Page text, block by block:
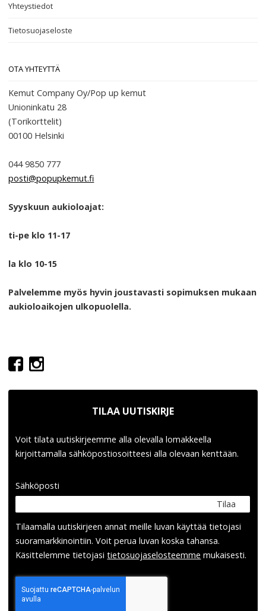
Yhteystiedot
Tietosuojaseloste
OTA YHTEYTTÄ
Kemut Company Oy/Pop up kemut
Unioninkatu 28
(Torikorttelit)
00100 Helsinki
044 9850 777
posti@popupkemut.fi
Syyskuun aukioloajat:
ti-pe klo 11-17
la klo 10-15
Palvelemme myös hyvin joustavasti sopimuksen mukaan
aukioloaikojen ulkopuolella.
TILAA UUTISKIRJE
Voit tilata uutiskirjeemme alla olevalla lomakkeella
kirjoittamalla sähköpostiosoitteesi alla olevaan kenttään.
Sähköposti
Tilaa
Tilaamalla uutis­kirjeen annat meille luvan käyttää tietojasi
suora­markkinointiin. Voit perua luvan koska tahansa.
Käsittelemme tietojasitieto­suoja­selosteemme mukaisesti.